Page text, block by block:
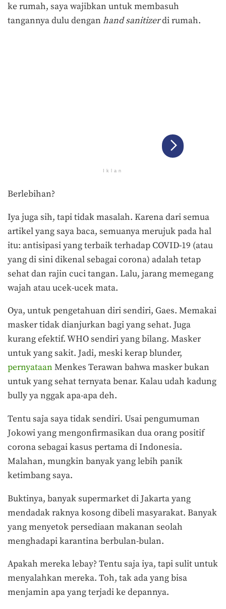
ke rumah, saya wajibkan untuk membasuh
tangannya dulu dengan hand sanitizerdi rumah.
Iklan
Berlebihan?
Iya juga sih, tapi tidak masalah. Karena dari semua
artikel yang saya baca, semuanya merujuk pada hal
itu: antisipasi yang terbaik terhadap COVID-19 (atau
yang di sini dikenal sebagai corona) adalah tetap
sehat dan rajin cuci tangan. Lalu, jarang memegang
wajah atau ucek-ucek mata.
Oya, untuk pengetahuan diri sendiri, Gaes. Memakai
masker tidak dianjurkan bagi yang sehat. Juga
kurang efektif. WHO sendiri yang bilang. Masker
untuk yang sakit. Jadi, meski kerap blunder,
pernyataan Menkes Terawan bahwa masker bukan
untuk yang sehat ternyata benar. Kalau udah kadung
bully ya nggak apa-apa deh.
Tentu saja saya tidak sendiri. Usai pengumuman
Jokowi yang mengonfirmasikan dua orang positif
corona sebagai kasus pertama di Indonesia.
Malahan, mungkin banyak yang lebih panik
ketimbang saya.
Buktinya, banyak supermarket di Jakarta yang
mendadak raknya kosong dibeli masyarakat. Banyak
yang menyetok persediaan makanan seolah
menghadapi karantina berbulan-bulan.
Apakah mereka lebay? Tentu saja iya, tapi sulit untuk
menyalahkan mereka. Toh, tak ada yang bisa
menjamin apa yang terjadi ke depannya.